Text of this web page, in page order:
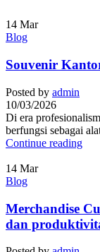
14 Mar
Blog
Souvenir
Posted by admin
10/03/2026
Di era
berfungsi sebagai
Continue reading
14 Mar
Blog
Merchandise
dan